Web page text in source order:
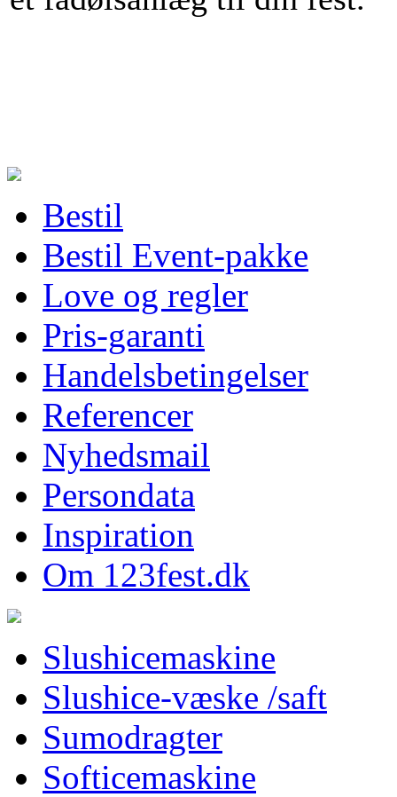
Bestil
Bestil Event-pakke
Love og regler
Pris-garanti
Handelsbetingelser
Referencer
Nyhedsmail
Persondata
Inspiration
Om 123fest.dk
Slushicemaskine
Slushice-væske /saft
Sumodragter
Softicemaskine